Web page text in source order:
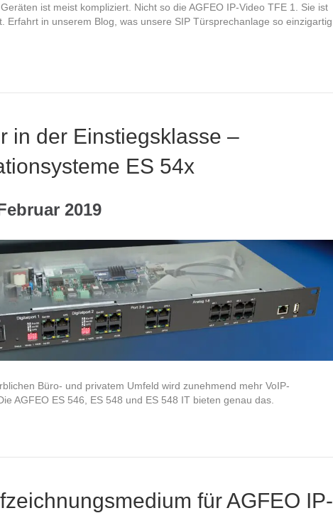
ist meist kompliziert. Nicht so die AGFEO IP-Video TFE 1. Sie ist
Erfahrt in unserem Blog, was unsere SIP Türsprechanlage so einzigartig
in der Einstiegsklasse –
ES 54x
2019
Büro- und privatem Umfeld wird zunehmend mehr VoIP-
AGFEO ES 546, ES 548 und ES 548 IT bieten genau das.
für AGFEO IP-